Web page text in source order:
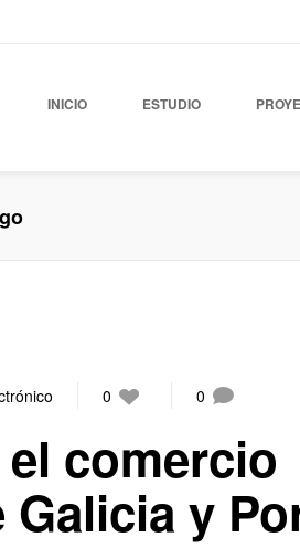
INICIO ESTUDIO
0 0
comercio
y